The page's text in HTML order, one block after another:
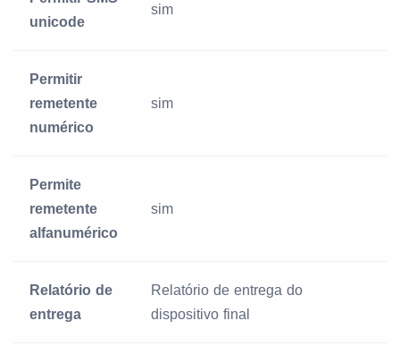
unicode
sim
Permitir
remetente
numérico
sim
Permite
remetente
alfanumérico
sim
Relatório de
entrega
Relatório de entrega do
dispositivo final